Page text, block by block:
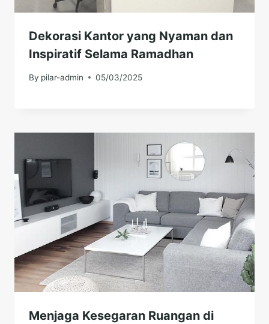
Dekorasi Kantor yang Nyaman dan
Inspiratif Selama Ramadhan
By pilar-admin 05/03/2025
Menjaga Kesegaran Ruangan di